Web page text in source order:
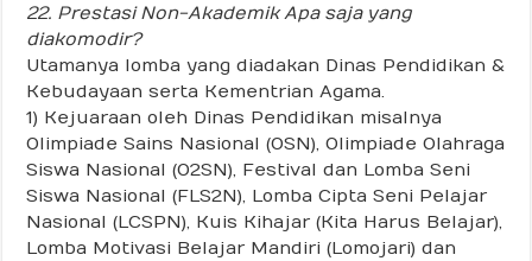
22. Prestasi Non-Akademik Apa saja yang
diakomodir?
Utamanya lomba yang diadakan Dinas Pendidikan &
Kebudayaan serta Kementrian Agama.
1) Kejuaraan oleh Dinas Pendidikan misalnya
Olimpiade Sains Nasional (OSN), Olimpiade Olahraga
Siswa Nasional (O2SN), Festival dan Lomba Seni
Siswa Nasional (FLS2N), Lomba Cipta Seni Pelajar
Nasional (LCSPN), Kuis Kihajar (Kita Harus Belajar),
Lomba Motivasi Belajar Mandiri (Lomojari) dan